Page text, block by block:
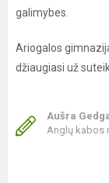
galimybes.
Ariogalos
džiaugiasi už
Aušra
Anglų kabos